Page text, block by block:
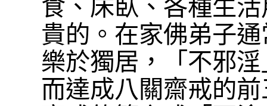
食、床臥、各種生
貴的。在家佛弟子
樂於獨居，「不邪
而達成八關齋戒的